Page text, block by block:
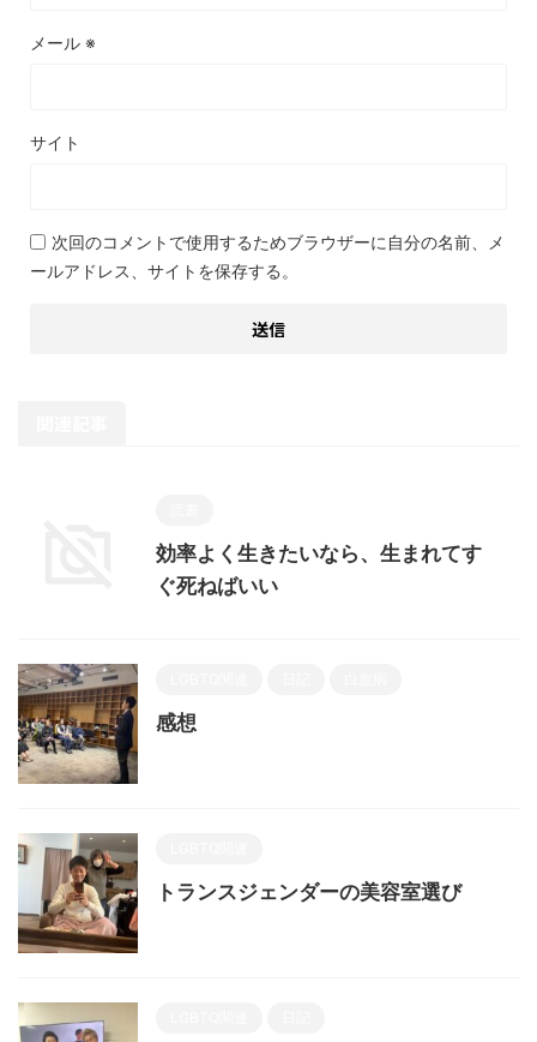
メール ※
サイト
次回のコメントで使用するためブラウザーに自分の名前、メ
ールアドレス、サイトを保存する。
効率よく生きたいなら、生まれてす
ぐ死ねばいい
感想
トランスジェンダーの美容室選び